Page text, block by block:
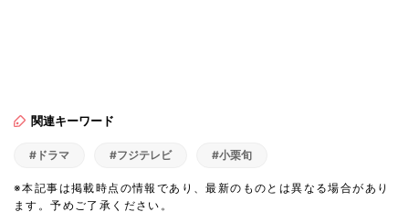
関連キーワード
#ドラマ #フジテレビ #小栗旬
※本記事は掲載時点の情報であり、最新のものとは異なる場合があり
ます。予めご了承ください。